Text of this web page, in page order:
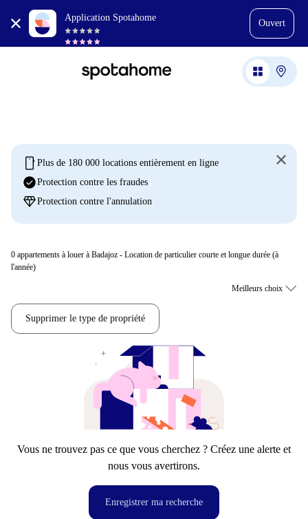
Application Spotahome
Ouvert
mobile Plus de 180 000 locations entièrement en ligne
check_circleProtection contre les fraudes
diamondProtection contre l'annulation
0 appartements à louer à Badajoz - Location de particulier courte et longue durée (à
l'année)
Supprimer le type de propriété
Vous ne trouvez pas ce que vous cherchez ? Créez une alerte et
nous vous avertirons.
Enregistrer ma recherche